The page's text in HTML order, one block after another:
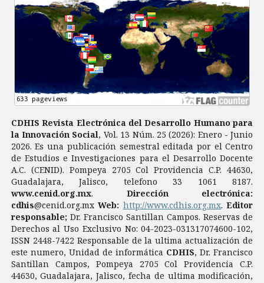
CDHIS Revista Electrónica del Desarrollo Humano para
la Innovación Social, Vol. 13 Núm. 25 (2026): Enero - Junio
2026. Es una publicación semestral editada por el Centro
de Estudios e Investigaciones para el Desarrollo Docente
A.C. (CENID). Pompeya 2705 Col Providencia C.P. 44630,
Guadalajara, Jalisco, telefono 33 1061 8187.
www.cenid.org.mx. Dirección electrónica:
cdhis@cenid.org.mxWeb: http://www.cdhis.org.mx. Editor
responsable; Dr. Francisco Santillan Campos. Reservas de
Derechos al Uso Exclusivo No: 04-2023-031317074600-102,
ISSN 2448-7422 Responsable de la ultima actualización de
este numero, Unidad de informática CDHIS, Dr. Francisco
Santillan Campos, Pompeya 2705 Col Providencia C.P.
44630, Guadalajara, Jalisco, fecha de ultima modificación,